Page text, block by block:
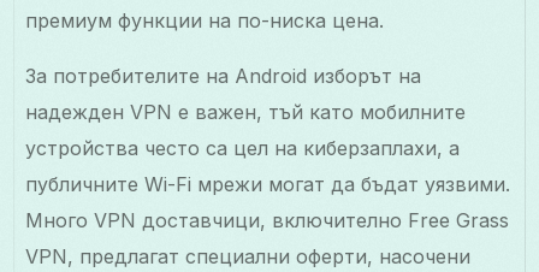
премиум функции на по-ниска цена.
За потребителите на Android изборът на
надежден VPN е важен, тъй като мобилните
устройства често са цел на киберзаплахи, а
публичните Wi-Fi мрежи могат да бъдат уязвими.
Много VPN доставчици, включително Free Grass
VPN, предлагат специални оферти, насочени